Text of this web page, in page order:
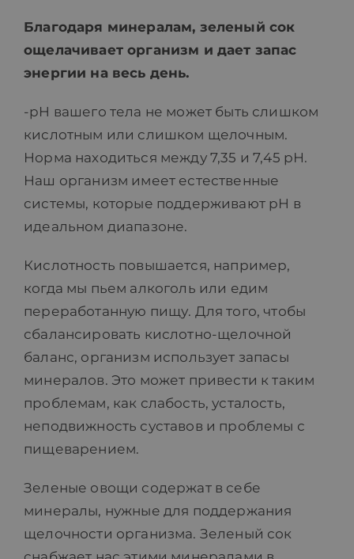
Благодаря минералам, зеленый сок
ощелачивает организм и дает запас
энергии на весь день.
-pH вашего тела не может быть слишком
кислотным или слишком щелочным.
Норма находиться между 7,35 и 7,45 рН.
Наш организм имеет естественные
системы, которые поддерживают pH в
идеальном диапазоне.
Кислотность повышается, например,
когда мы пьем алкоголь или едим
переработанную пищу. Для того, чтобы
сбалансировать кислотно-щелочной
баланс, организм использует запасы
минералов. Это может привести к таким
проблемам, как слабость, усталость,
неподвижность суставов и проблемы с
пищеварением.
Зеленые овощи содержат в себе
минералы, нужные для поддержания
щелочности организма. Зеленый сок